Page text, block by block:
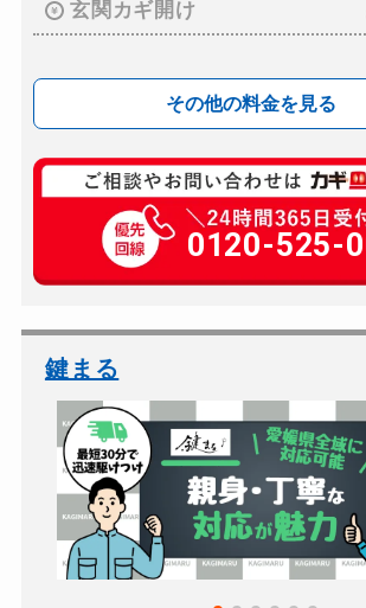
玄関カギ開け
その他の料金を見る
玄関カギ開け
玄関カギ修理
玄関カギ作成
車カギ開け
バイクカギ開け
バイクカギ作成
スーツケースカギ開け
スーツケースカギ作成
金庫カギ開け
0120-525-
鍵まる